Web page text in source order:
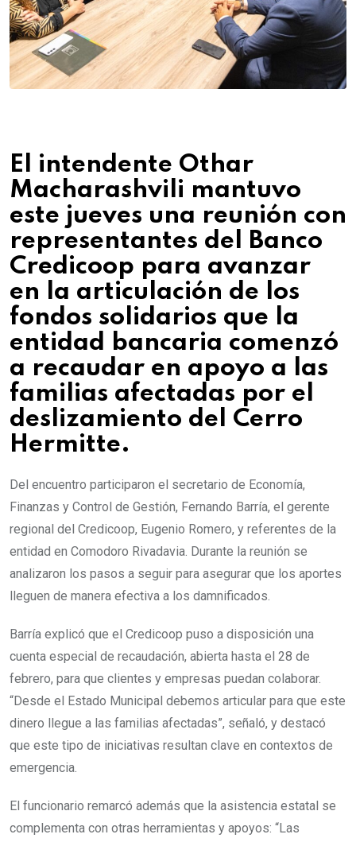
El intendente Othar
Macharashvili mantuvo
este jueves una reunión con
representantes del Banco
Credicoop para avanzar
en la articulación de los
fondos solidarios que la
entidad bancaria comenzó
a recaudar en apoyo a las
familias afectadas por el
deslizamiento del Cerro
Hermitte.
Del encuentro participaron el secretario de Economía,
Finanzas y Control de Gestión, Fernando Barría, el gerente
regional del Credicoop, Eugenio Romero, y referentes de la
entidad en Comodoro Rivadavia. Durante la reunión se
analizaron los pasos a seguir para asegurar que los aportes
lleguen de manera efectiva a los damnificados.
Barría explicó que el Credicoop puso a disposición una
cuenta especial de recaudación, abierta hasta el 28 de
febrero, para que clientes y empresas puedan colaborar.
“Desde el Estado Municipal debemos articular para que este
dinero llegue a las familias afectadas”, señaló, y destacó
que este tipo de iniciativas resultan clave en contextos de
emergencia.
El funcionario remarcó además que la asistencia estatal se
complementa con otras herramientas y apoyos: “Las